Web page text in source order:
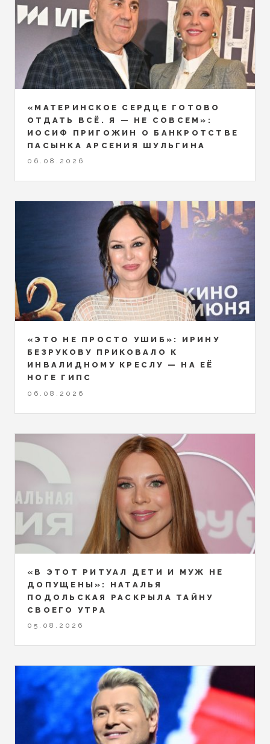
«МАТЕРИНСКОЕ СЕРДЦЕ ГОТОВО
ОТДАТЬ ВСЁ. Я — НЕ СОВСЕМ»:
ИОСИФ ПРИГОЖИН О БАНКРОТСТВЕ
ПАСЫНКА АРСЕНИЯ ШУЛЬГИНА
06.08.2026
«ЭТО НЕ ПРОСТО УШИБ»: ИРИНУ
БЕЗРУКОВУ ПРИКОВАЛО К
ИНВАЛИДНОМУ КРЕСЛУ — НА ЕЁ
НОГЕ ГИПС
06.08.2026
«В ЭТОТ РИТУАЛ ДЕТИ И МУЖ НЕ
ДОПУЩЕНЫ»: НАТАЛЬЯ
ПОДОЛЬСКАЯ РАСКРЫЛА ТАЙНУ
СВОЕГО УТРА
05.08.2026